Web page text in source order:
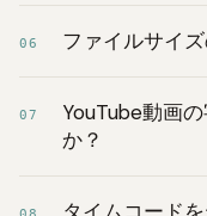
06 ファイルサイ
07
YouTube動画
か？
タイムコード